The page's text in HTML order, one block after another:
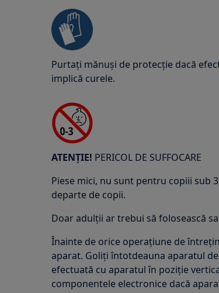
Purtați mănuși de protecție dacă
implică curele.
ATENȚIE! PERICOL DE SUFFOCARE
Piese mici, nu sunt pentru copiii sub
departe de copii.
Doar adulții ar trebui să folosească
Înainte de orice operațiune de
aparat. Goliți întotdeauna aparatul
efectuată cu aparatul în poziție
componentele electronice dacă